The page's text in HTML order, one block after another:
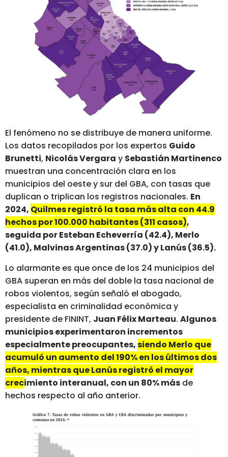
El fenómeno no se distribuye de manera uniforme.
Los datos recopilados por los expertos Guido
Brunetti, Nicolás Vergara y Sebastián Martinenco
muestran una concentración clara en los
municipios del oeste y sur del GBA, con tasas que
duplican o triplican los registros nacionales. En
2024, Quilmes registró la tasa más alta con 44.9
hechos por 100.000 habitantes (311 casos),
seguida por Esteban Echeverría (42.4), Merlo
(41.0), Malvinas Argentinas (37.0) y Lanús (36.5).
Lo alarmante es que once de los 24 municipios del
GBA superan en más del doble la tasa nacional de
robos violentos, según señaló el abogado,
especialista en criminalidad económica y
presidente de FININT, Juan Félix Marteau. Algunos
municipios experimentaron incrementos
especialmente preocupantes,siendo Merlo que
acumuló un aumento del 190% en los últimos dos
años, mientras que Lanús registró el mayor
crecimiento interanual, con un 80% más de
hechos respecto al año anterior.